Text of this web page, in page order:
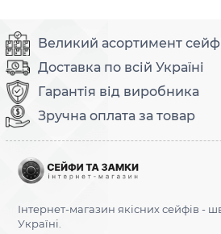
Великий асортимент
Доставка по всій Україні
Гарантія від виробника
Зручна оплата за товар
Інтернет-магазин якісних сейфів -
Україні.